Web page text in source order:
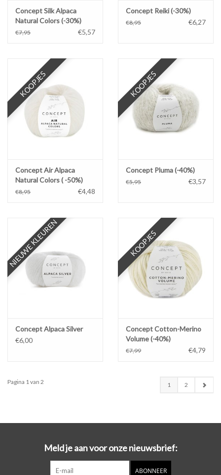
Concept Silk Alpaca
Natural Colors (-30%)
€7,95 €5,57
Concept Reiki (-30%)
€8,95 €6,27
KOOPJES
Concept Air Alpaca
Natural Colors ( -50%)
€8,95 €4,48
KOOPJES
Concept Pluma (-40%)
€5,95 €3,57
NIEUWE KLEUREN
Concept Alpaca Silver
€6,00
KOOPJES
Concept Cotton-Merino
Volume (-40%)
€7,99 €4,79
Pagina 1 van 2 1 2
Meld je aan voor onze nieuwsbrief:
ABONNEER